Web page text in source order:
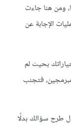
ومن هنا جاءت
الإجابة عن
بحيث لم
فتجنب
طرح سؤالك بدلًا